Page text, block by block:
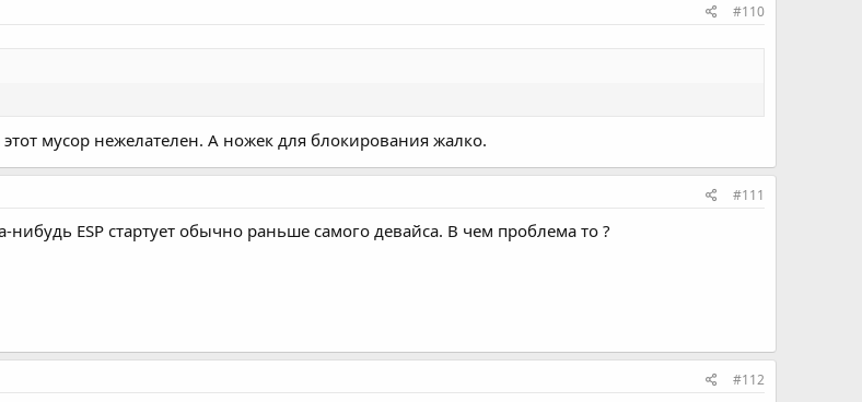
#110
мусор нежелателен. А ножек для блокирования жалко.
#111
нибудь ESP стартует обычно раньше самого девайса. В чем проблема то ?
#112